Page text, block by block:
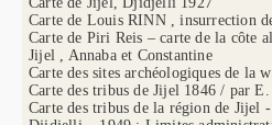
Carte de Louis RINN , insurrection
Carte de Piri Reis – carte de la côte
Jijel , Annaba et Constantine
Carte des sites archéologiques de la
Carte des tribus de Jijel 1846 / par E.
Carte des tribus de la région de Jijel